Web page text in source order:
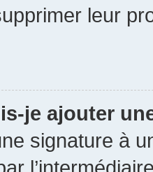
leur
je ajouter
signature à